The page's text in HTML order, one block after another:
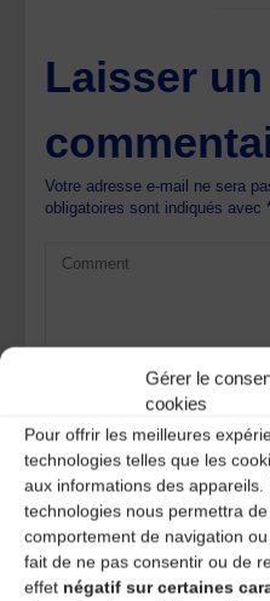
Gérer le
cookies
Pour offrir les meilleures
technologies telles que les
aux informations des
technologies nous permettra
comportement de navigation
fait de ne pas consentir ou de
effet négatif sur certaines
Laisser un
Votre adresse e-mail ne sera
obligatoires sont indiqués avec